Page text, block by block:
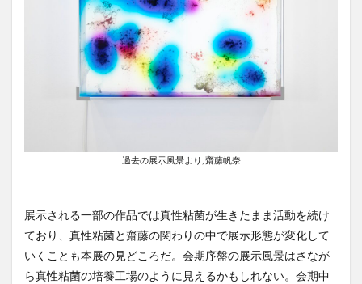
過去の展示風景より, 齋藤帆奈
展示される一部の作品では真性粘菌が生きたまま活動を続け
ており、真性粘菌と齋藤の関わりの中で展示形態が変化して
いくことも本展の見どころだ。会期序盤の展示風景はさなが
ら真性粘菌の培養工場のように見えるかもしれない。会期中